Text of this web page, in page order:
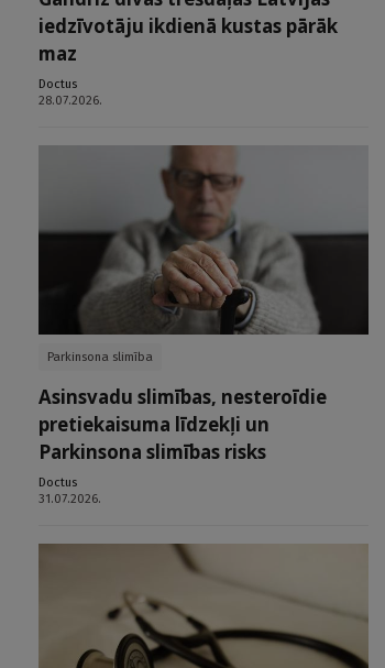
iedzīvotāju ikdienā kustas pārāk
maz
Doctus
28.07.2026.
Parkinsona slimība
Asinsvadu slimības, nesteroīdie
pretiekaisuma līdzekļi un
Parkinsona slimības risks
Doctus
31.07.2026.